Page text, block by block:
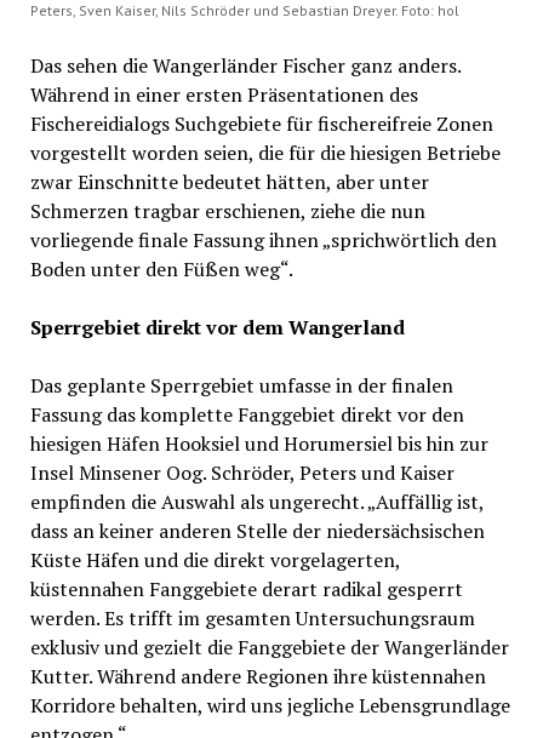
Peters, Sven Kaiser, Nils Schröder und Sebastian Dreyer. Foto: hol
Das sehen die Wangerländer Fischer ganz anders.
Während in einer ersten Präsentationen des
Fischereidialogs Suchgebiete für fischereifreie Zonen
vorgestellt worden seien, die für die hiesigen Betriebe
zwar Einschnitte bedeutet hätten, aber unter
Schmerzen tragbar erschienen, ziehe die nun
vorliegende finale Fassung ihnen „sprichwörtlich den
Boden unter den Füßen weg“.
Sperrgebiet direkt vor dem Wangerland
Das geplante Sperrgebiet umfasse in der finalen
Fassung das komplette Fanggebiet direkt vor den
hiesigen Häfen Hooksiel und Horumersiel bis hin zur
Insel Minsener Oog. Schröder, Peters und Kaiser
empfinden die Auswahl als ungerecht. „Auffällig ist,
dass an keiner anderen Stelle der niedersächsischen
Küste Häfen und die direkt vorgelagerten,
küstennahen Fanggebiete derart radikal gesperrt
werden. Es trifft im gesamten Untersuchungsraum
exklusiv und gezielt die Fanggebiete der Wangerländer
Kutter. Während andere Regionen ihre küstennahen
Korridore behalten, wird uns jegliche Lebensgrundlage